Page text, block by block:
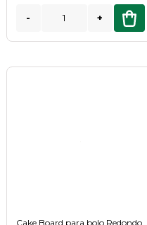
- +
Cake Board para bolo Redondo